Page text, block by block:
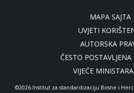
MAPA SAJTA
UVJETI
AUTORSKA
ČESTO POSTAVLJENA
VIJEĆE
©2026 Institut za standardizaciju Bosne i